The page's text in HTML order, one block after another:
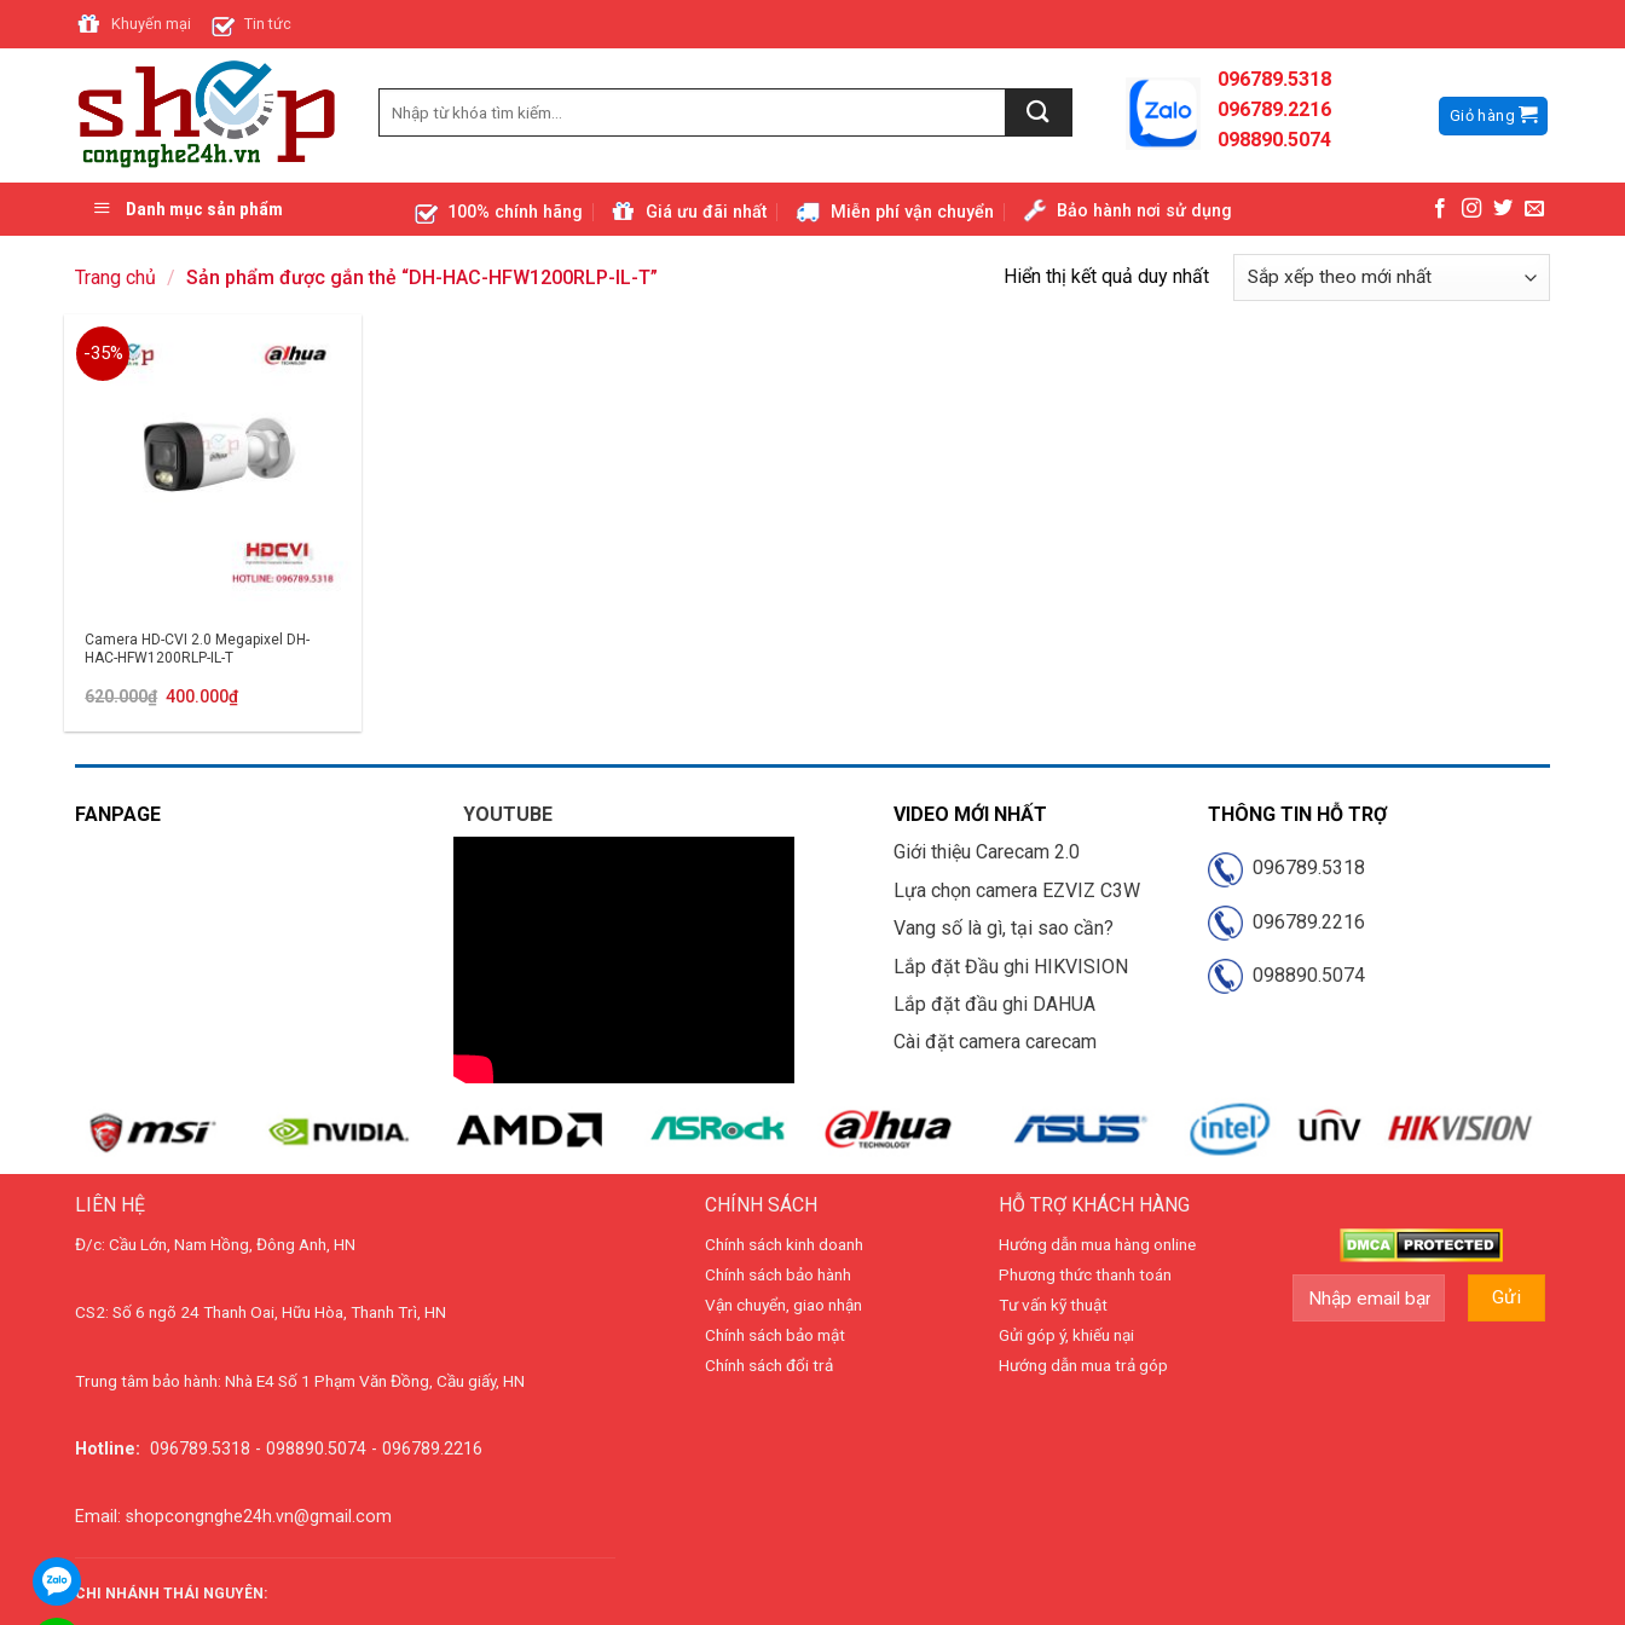
to
Khuyến mại Tin tức
096789.5318
096789.2216
098890.5074
Giỏ hàng
Danh mục sản phẩm 100% chính hãng Giá ưu đãi nhất Miễn phí vận chuyển Bảo hành nơi sử dụng
Trang chủ / Sản phẩm được gắn thẻ “DH-HAC-HFW1200RLP-IL-T” Hiển thị kết quả duy nhất
-35%
Camera HD-CVI 2.0 Megapixel DH-
HAC-HFW1200RLP-IL-T
620.000₫ Giá
400.000₫Giá
hiện
FANPAGE YOUTUBE
VIDEO MỚI NHẤT
Giới thiệu Carecam 2.0
Lựa chọn camera EZVIZ C3W
Vang số là gì, tại sao cần?
Lắp đặt Đầu ghi HIKVISION
Lắp đặt đầu ghi DAHUA
Cài đặt camera carecam
THÔNG TIN HỖ TRỢ
096789.5318
096789.2216
098890.5074
LIÊN HỆ
Đ/c: Cầu Lớn, Nam Hồng, Đông Anh, HN
CS2: Số 6 ngõ 24 Thanh Oai, Hữu Hòa, Thanh Trì, HN
Trung tâm bảo hành: Nhà E4 Số 1 Phạm Văn Đồng, Cầu giấy, HN
Hotline: 096789.5318 - 098890.5074 - 096789.2216
Email: shopcongnghe24h.vn@gmail.com
CHI NHÁNH THÁI NGUYÊN:
CHÍNH SÁCH
Chính sách kinh doanh
Chính sách bảo hành
Vận chuyển, giao nhận
Chính sách bảo mật
Chính sách đổi trả
HỖ TRỢ KHÁCH HÀNG
Hướng dẫn mua hàng online
Phương thức thanh toán
Tư vấn kỹ thuật
Gửi góp ý, khiếu nại
Hướng dẫn mua trả góp